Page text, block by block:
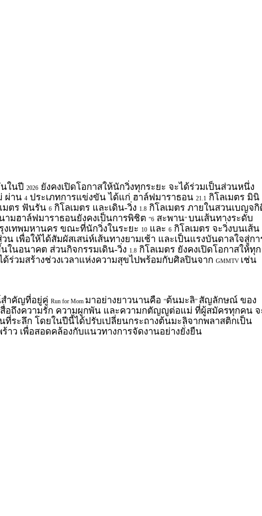
ในปี 2026 ยังคงเปิดโอกาสให้นักวิ่งทุกระยะ จะได้ร่วมเป็นส่วนหนึ่ง
ผ่าน 4 ประเภทการแข่งขัน ได้แก่ ฮาล์ฟมาราธอน 21.1 กิโลเมตร มินิ
มตร ฟันรัน 6 กิโลเมตร และเดิน-วิ่ง 1.8 กิโลเมตร ภายในสวนเบญจกิ
ามฮาล์ฟมาราธอนยังคงเป็นการพิชิต “6 สะพาน” บนเส้นทางระดับ
งเทพมหานคร ขณะที่นักวิ่งในระยะ 10 และ 6 กิโลเมตร จะวิ่งบนเส้น
น เพื่อให้ได้สัมผัสเสน่ห์เส้นทางยามเช้า และเป็นแรงบันดาลใจสู่กา
ในอนาคต ส่วนกิจกรรมเดิน-วิ่ง 1.8 กิโลเมตร ยังคงเปิดโอกาสให้ทุก
ร่วมสร้างช่วงเวลาแห่งความสุขไปพร้อมกับศิลปินจาก GMMTV เช่น
ำคัญที่อยู่คู่ Run for Mom มาอย่างยาวนานคือ “ต้นมะลิ” สัญลักษณ์ ของ
อถึงความรัก ความผูกพัน และความกตัญญูต่อแม่ ที่ผู้สมัครทุกคน จ
ที่ระลึก โดยในปีนี้ได้ปรับเปลี่ยนกระถางต้นมะลิจากพลาสติกเป็น
าว เพื่อสอดคล้องกับแนวทางการจัดงานอย่างยั่งยืน